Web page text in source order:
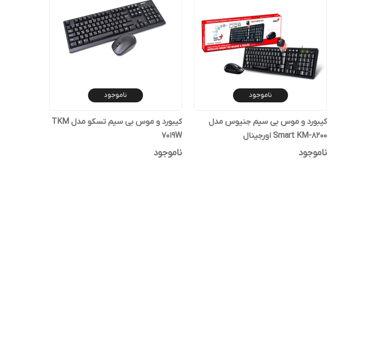
ناموجود
کیبورد و موس بی سیم جنیوس مدل
Smart KM-8200 اورجینال
ناموجود
ناموجود
کیبورد و موس بی سیم تسکو مدل TKM
7019W
ناموجود